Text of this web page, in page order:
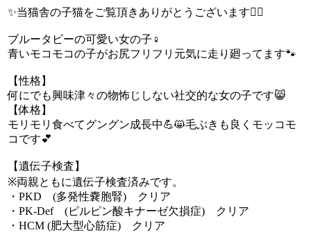
✨当猫舎の子猫をご覧頂きありがとうございます🙇‍♂️
ブルータビーの可愛い女の子♀
青いモコモコの子がお尻フリフリ元気に走り廻ってます🐾
【性格】
何にでも興味津々の物怖じしない社交的な女の子です😸
【体格】
モリモリ食べてグングン成長中💪😸毛ぶきも良くモッコモ
コです💕
【遺伝子検査】
※両親ともに遺伝子検査済みです。
・PKD (多発性嚢胞腎) クリア
・PK-Def (ピルピン酸キナーゼ欠損症) クリア
・HCM (肥大型心筋症) クリア